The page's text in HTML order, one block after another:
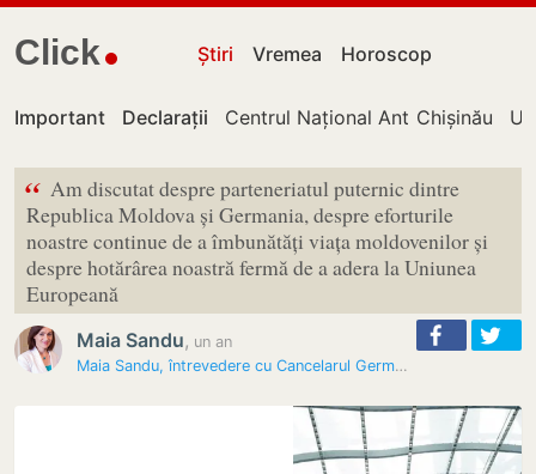
Click Știri Vremea Horoscop
Important Declarații Centrul Național Anticorupție
Chișinău
“ Am discutat despre parteneriatul puternic dintre
Republica Moldova și Germania, despre eforturile
noastre continue de a îmbunătăți viața moldovenilor și
despre hotărârea noastră fermă de a adera la Uniunea
Europeană
Maia Sandu, un an
Maia Sandu, întrevedere cu Cancelarul Germaniei: „Am discutat despre…